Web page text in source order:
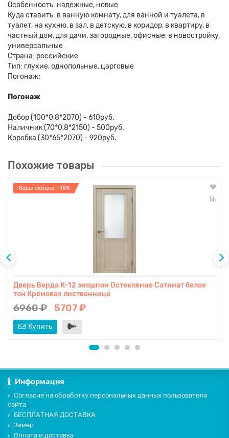
Особенность: надежные, новые
Куда ставить: в ванную комнату, для ванной и туалета, в
туалет, на кухню, в зал, в детскую, в коридор, в квартиру, в
частный дом, для дачи, загородные, офисные, в новостройку,
универсальные
Страна: российские
Тип: глухие, однопольные, царговые
Погонаж:
Погонаж
Добор (100*0,8*2070) - 610руб.
Наличник (70*0,8*2150) - 500руб.
Коробка (30*65*2070) - 920руб.
Похожие товары
Ваша скидка: -18%
Дверь Верда К-12 экошпон Остекление Сатинат белое
тон Кремовая лиственница
6960 ₽ 5707 ₽
Купить
Информация
Согласие на обработку персональных данных пользователя
сайта
БЕСПЛАТНАЯ ДОСТАВКА
Замер
Оплата и доставка